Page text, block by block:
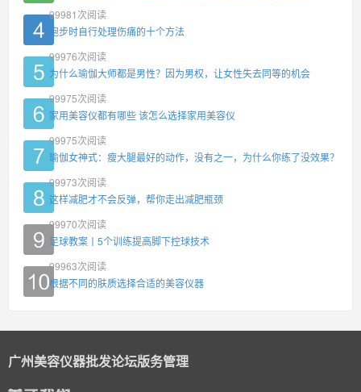
99981 次阅读
跑步时自行处理伤痛的十个方法
99976次阅读
为什么瑜伽大师都是男性？因为男权，让女性失去同等的机会
99975次阅读
家用美容仪都有哪些 该怎么选择家用美容仪
99975次阅读
瑜伽女神式：瘦大腿最好的动作，没有之一，为什么你练了没效果？
99973次阅读
这样减肥才不会反弹，帮你走出减肥瓶颈
99970次阅读
足球教案丨5个训练提高脚下控球技术
99963次阅读
根据不同的肤质选择合适的美容仪器
广州美容仪器批发论坛版务管理